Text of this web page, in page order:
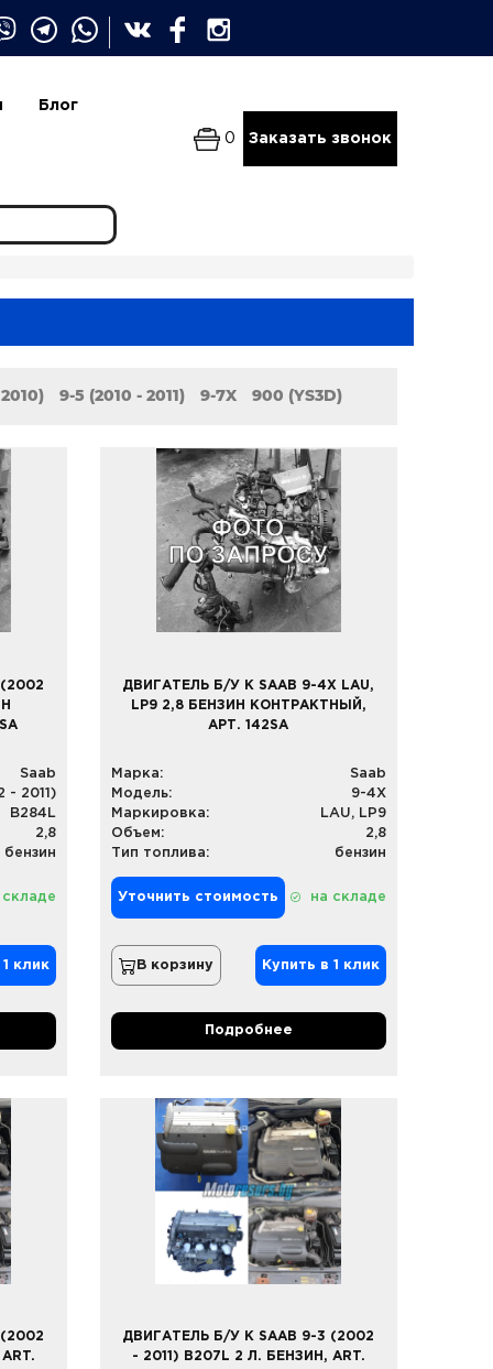
Блог
0 Заказать звонок
9-5 (2010 - 2011) 9-7X 900 (YS3D)
Saab
- 2011)
B284L
2,8
бензин
клик
ДВИГАТЕЛЬ Б/У К SAAB 9-4X LAU,
LP9 2,8 БЕНЗИН КОНТРАКТНЫЙ,
АРТ. 142SA
Марка:
Saab
Модель:
9-4X
Маркировка:
LAU, LP9
Объем:
2,8
Тип топлива:
бензин
Уточнить стоимость на складе
В корзину Купить в 1 клик
Подробнее
ДВИГАТЕЛЬ Б/У К SAAB 9-3 (2002
- 2011) B207L 2 Л. БЕНЗИН, ART.